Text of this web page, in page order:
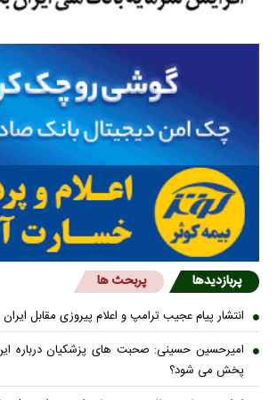
پربازدیدها پربحث ها
انتشار پیام عجیب ترامپ و اعلام پیروزی مقابل
امیرحسین حسینی: صحبت های پزشکیان درباره
پخش می شود؟